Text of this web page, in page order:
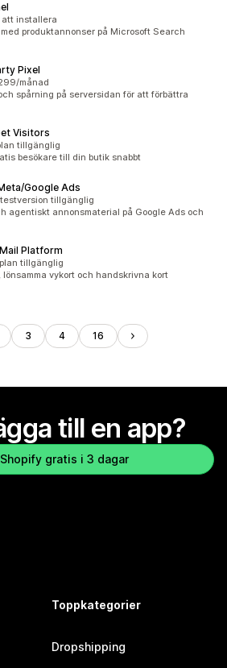
att installera
produktannonser på Microsoft Search
Pixel
månad
spårning på serversidan för att förbättra
Visitors
tillgänglig
besökare till din butik snabbt
Google Ads
tillgänglig
agentiskt annonsmaterial på Google Ads och
Platform
tillgänglig
vykort och handskrivna kort
3 4 16
till en app?
gratis i 3 dagar
Toppkategorier
Dropshipping